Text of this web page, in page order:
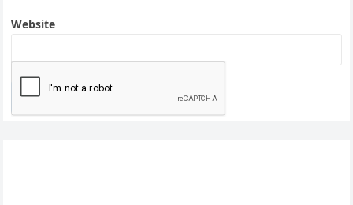
Website